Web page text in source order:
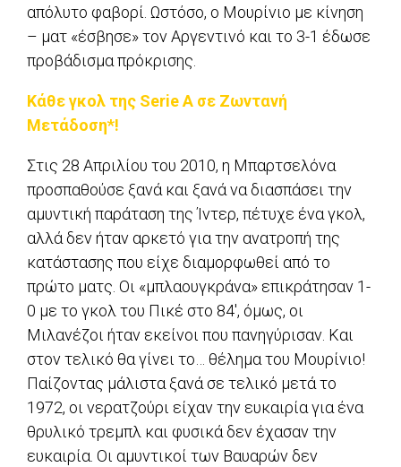
απόλυτο φαβορί. Ωστόσο, ο Μουρίνιο με κίνηση
– ματ «έσβησε» τον Αργεντινό και το 3-1 έδωσε
προβάδισμα πρόκρισης.
Κάθε γκολ της Serie A σε Ζωντανή
Μετάδοση*!
Στις 28 Απριλίου του 2010, η Μπαρτσελόνα
προσπαθούσε ξανά και ξανά να διασπάσει την
αμυντική παράταση της Ίντερ, πέτυχε ένα γκολ,
αλλά δεν ήταν αρκετό για την ανατροπή της
κατάστασης που είχε διαμορφωθεί από το
πρώτο ματς. Οι «μπλαουγκράνα» επικράτησαν 1-
0 με το γκολ του Πικέ στο 84′, όμως, οι
Μιλανέζοι ήταν εκείνοι που πανηγύρισαν. Και
στον τελικό θα γίνει το… θέλημα του Μουρίνιο!
Παίζοντας μάλιστα ξανά σε τελικό μετά το
1972, οι νερατζούρι είχαν την ευκαιρία για ένα
θρυλικό τρεμπλ και φυσικά δεν έχασαν την
ευκαιρία. Οι αμυντικοί των Βαυαρών δεν